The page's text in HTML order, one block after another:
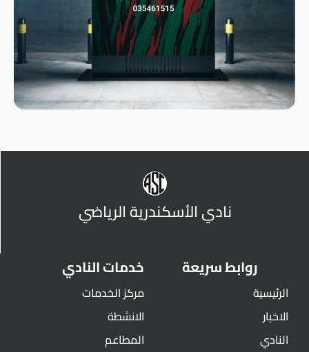
نادي الأسكندرية الرياضي
روابط سريعة
الرئيسية
الاخبار
النادي
خدمات النادي
مركز الخدمات
الانشطة
المطاعم